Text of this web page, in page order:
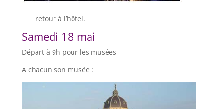
retour à l’hôtel.
Samedi 18 mai
Départ à 9h pour les musées
A chacun son musée :